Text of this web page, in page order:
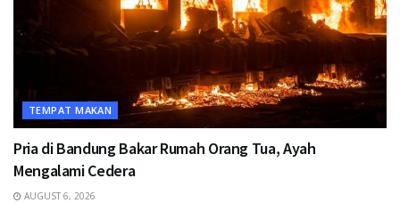
TEMPAT MAKAN
Pria di Bandung Bakar Rumah Orang Tua, Ayah
Mengalami Cedera
AUGUST 6, 2026